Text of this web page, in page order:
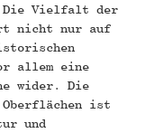
Die Vielfalt der
nicht nur auf
allem eine
wider. Die
ist
und